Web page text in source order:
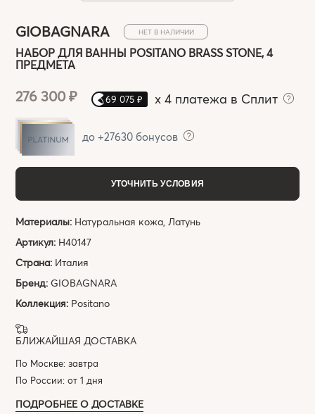
GIOBAGNARA НЕТ В НАЛИЧИИ
НАБОР ДЛЯ ВАННЫ POSITANO BRASS STONE, 4
ПРЕДМЕТА
276 300 ₽ 69 075 ₽ x 4 платежа в Сплит
до +27630 бонусов
УТОЧНИТЬ УСЛОВИЯ
Материалы: Натуральная кожа, Латунь
Артикул: H40147
Страна: Италия
Бренд:GIOBAGNARA
Коллекция: Positano
БЛИЖАЙШАЯ ДОСТАВКА
По Москве: завтра
По России: от 1 дня
ПОДРОБНЕЕ О ДОСТАВКЕ